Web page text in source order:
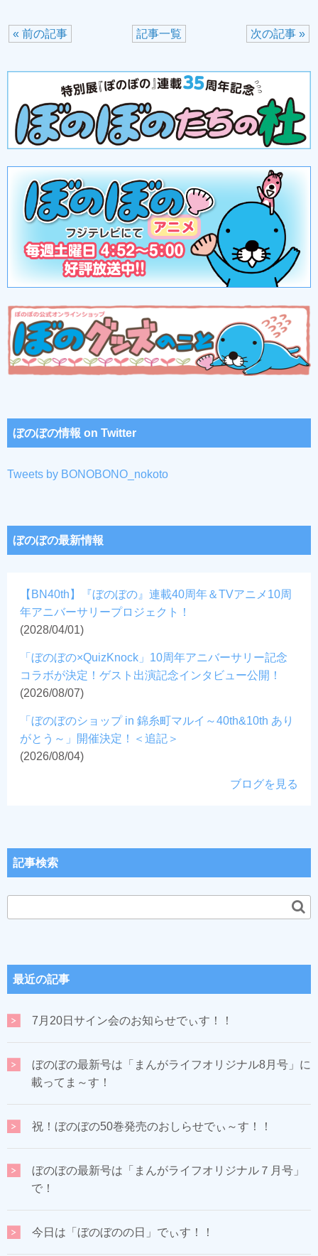
次の記事 »
記事一覧
« 前の記事
ぼのぼの情報 on Twitter
Tweets by BONOBONO_nokoto
ぼのぼの最新情報
【BN40th】『ぼのぼの』連載40周年＆TVアニメ10周
年アニバーサリープロジェクト！
(2028/04/01)
「ぼのぼの×QuizKnock」10周年アニバーサリー記念
コラボが決定！ゲスト出演記念インタビュー公開！
(2026/08/07)
「ぼのぼのショップ in 錦糸町マルイ～40th&10th あり
がとう～」開催決定！＜追記＞
(2026/08/04)
ブログを見る
記事検索
最近の記事
7月20日サイン会のお知らせでぃす！！
ぼのぼの最新号は「まんがライフオリジナル8月号」に
載ってま～す！
祝！ぼのぼの50巻発売のおしらせでぃ～す！！
ぼのぼの最新号は「まんがライフオリジナル７月号」
で！
今日は「ぼのぼのの日」でぃす！！